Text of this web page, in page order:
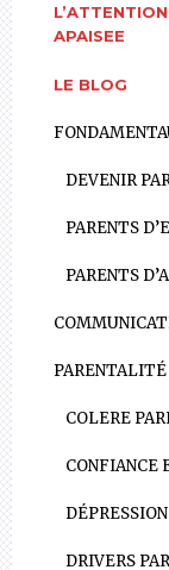
APAISEE
LE BLOG
DEVENIR
PARENTS
PARENTS
PARENTALITÉ
COLERE
CONFIANCE
DRIVERS